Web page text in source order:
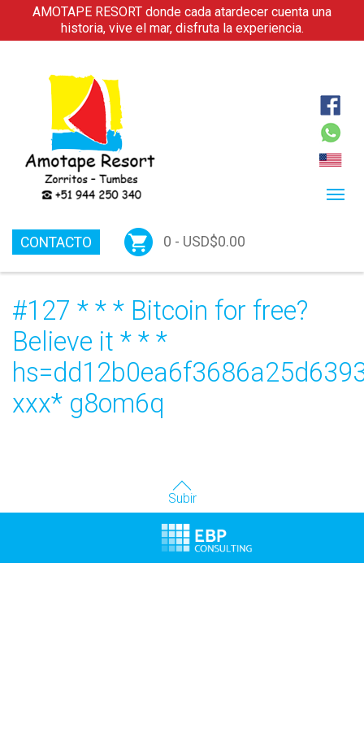
AMOTAPE RESORT donde cada atardecer cuenta una
historia, vive el mar, disfruta la experiencia.
CONTACTO 0 - USD$0.00
#127 * * * Bitcoin for free?
Believe it * * *
ххх* g8om6q
Subir